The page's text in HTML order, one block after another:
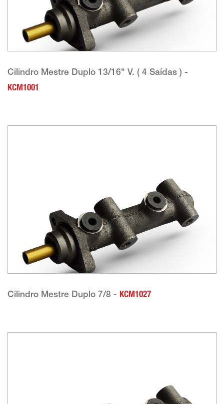
Cilindro Mestre Duplo 13/16" V. ( 4 Saídas ) -
KCM1001
Cilindro Mestre Duplo 7/8 - KCM1027